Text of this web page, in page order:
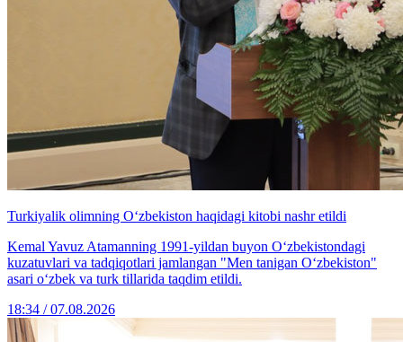
Turkiyalik olimning O‘zbekiston haqidagi kitobi nashr etildi
Kemal Yavuz Atamanning 1991-yildan buyon O‘zbekistondagi
kuzatuvlari va tadqiqotlari jamlangan "Men tanigan O‘zbekiston"
asari o‘zbek va turk tillarida taqdim etildi.
18:34 / 07.08.2026